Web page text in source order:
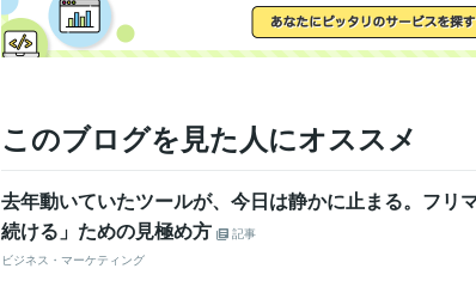
このブログを見た人にオススメ
去年動いていたツールが、今日は静かに止まる。フリ
続ける」ための見極め方
記事
ビジネス・マーケティング